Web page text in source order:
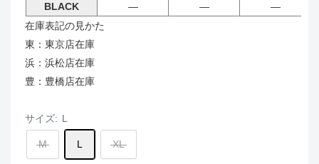
BLACK ― ―
―
在庫表記の見かた
東：東京店在庫
浜：浜松店在庫
豊：豊橋店在庫
サイズ: L
M L XL